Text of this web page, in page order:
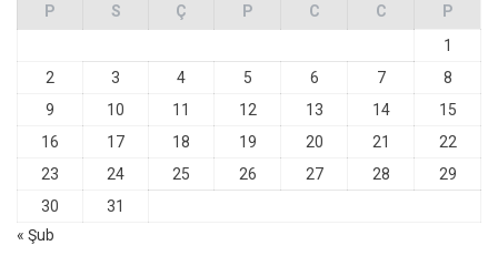
P S Ç P C C
P
1
2
3 4 5 6 7
8
9
10 11 12 13 14
15
16
17 18 19 20 21
22
23
24 25 26 27 28
29
30
31
« Şub